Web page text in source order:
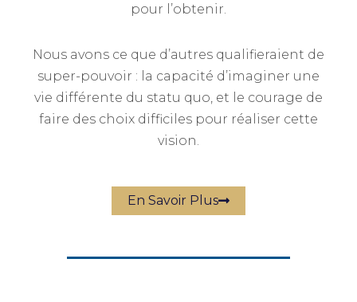
pour l’obtenir.
Nous avons ce que d’autres qualifieraient de
super-pouvoir : la capacité d’imaginer une
vie différente du statu quo, et le courage de
faire des choix difficiles pour réaliser cette
vision.
En Savoir Plus